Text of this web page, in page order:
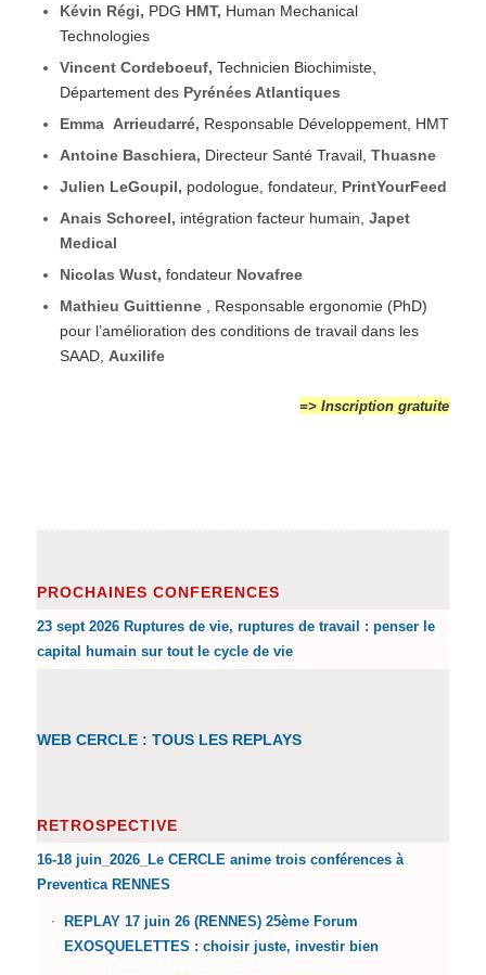
Kévin Régi, PDG HMT, Human Mechanical
Technologies
Vincent Cordeboeuf, Technicien Biochimiste,
Département des Pyrénées Atlantiques
Emma Arrieudarré, Responsable Développement, HMT
Antoine Baschiera, Directeur Santé Travail, Thuasne
Julien LeGoupil, podologue, fondateur, PrintYourFeed
Anais Schoreel, intégration facteur humain, Japet
Medical
Nicolas Wust, fondateurNovafree
Mathieu Guittienne, Responsable ergonomie (PhD)
pour l’amélioration des conditions de travail dans les
SAAD, Auxilife
=> Inscription gratuite
PROCHAINES CONFERENCES
23 sept 2026 Ruptures de vie, ruptures de travail : penser le
capital humain sur tout le cycle de vie
WEB CERCLE : TOUS LES REPLAYS
RETROSPECTIVE
16-18 juin_2026_Le CERCLE anime trois conférences à
Preventica RENNES
REPLAY 17 juin 26 (RENNES) 25ème Forum
EXOSQUELETTES : choisir juste, investir bien